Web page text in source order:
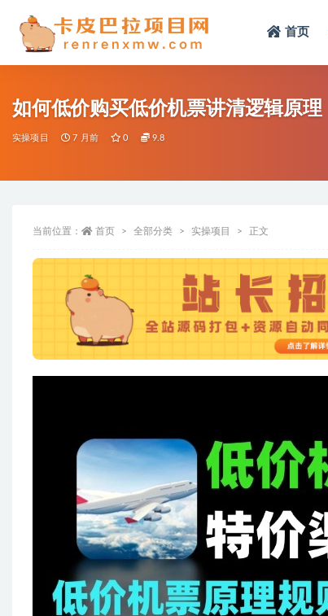
首页
如何低价购买低价机票讲清逻辑原理
实操项目 7 月前 0 9.8
当前位置： 首页 全部分类 实操项目 正文